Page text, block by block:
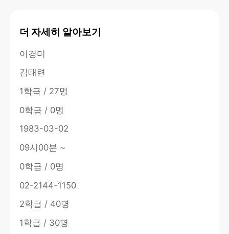
더 자세히 알아보기
이경미
김태련
1학급 / 27명
0학급 / 0명
1983-03-02
09시00분 ~
0학급 / 0명
02-2144-1150
2학급 / 40명
1학급 / 30명